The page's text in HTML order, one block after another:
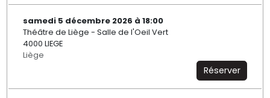
samedi 5 décembre 2026 à 18:00
Théâtre de Liège - Salle de l'Oeil Vert
4000 LIEGE
Liège
Réserver